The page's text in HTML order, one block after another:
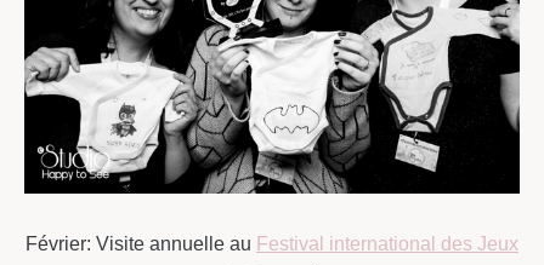
Février: Visite annuelle au Festival international des Jeux